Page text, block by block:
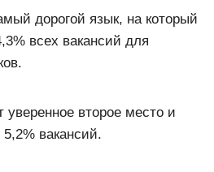
дорогой язык, на который
всех вакансий для
уверенное второе место и
5,2% вакансий.